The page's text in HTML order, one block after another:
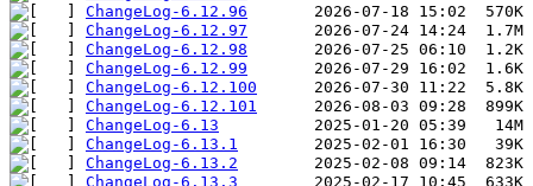
ChangeLog-6.12.96
ChangeLog-6.12.97
ChangeLog-6.12.98
ChangeLog-6.12.99
ChangeLog-6.12.100
ChangeLog-6.12.101
ChangeLog-6.13
ChangeLog-6.13.1
ChangeLog-6.13.2
ChangeLog-6.13.3